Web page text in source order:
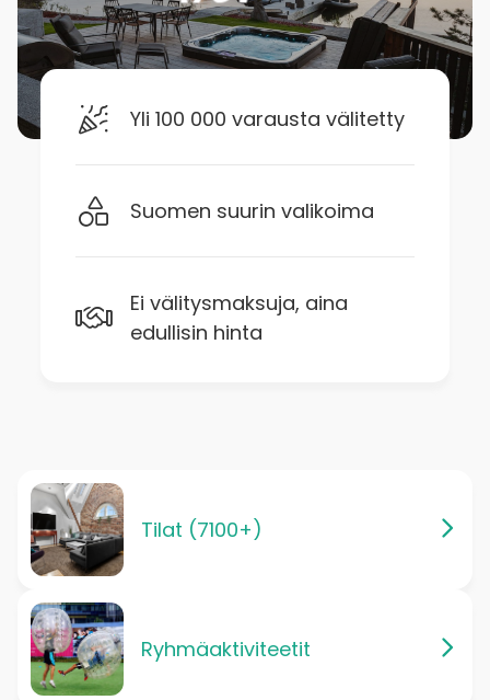
Yli 100 000 varausta välitetty
Suomen suurin valikoima
Ei välitysmaksuja, aina
edullisin hinta
Tilat (7100+)
Ryhmäaktiviteetit